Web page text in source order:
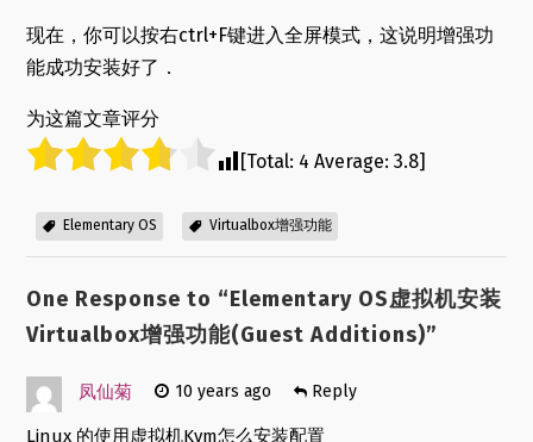
现在，你可以按右ctrl+F键进入全屏模式，这说明增强功
能成功安装好了．
为这篇文章评分
[Total: 4 Average: 3.8]
Elementary OS Virtualbox增强功能
One Response to “Elementary OS虚拟机安装
Virtualbox增强功能(Guest Additions)”
凤仙菊 10 years ago Reply
Linux 的使用虚拟机Kvm怎么安装配置